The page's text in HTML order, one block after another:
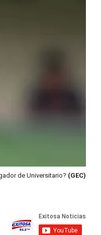
de Universitario? (GEC)